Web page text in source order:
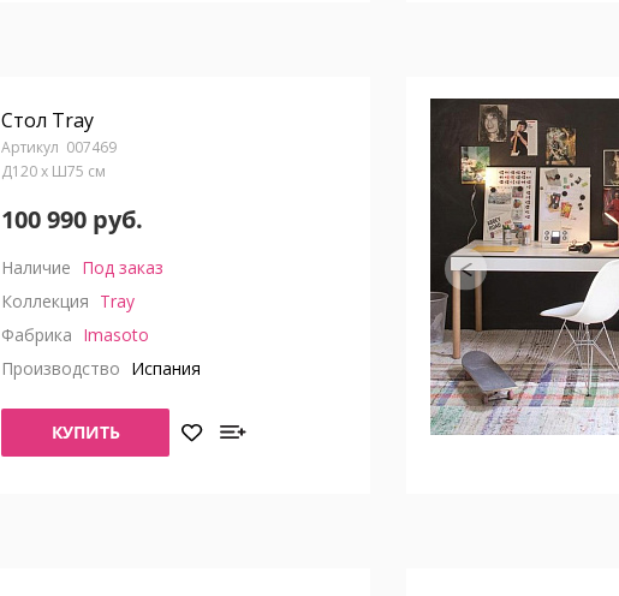
Стол Tray
007469
Д120 x Ш75 см
100 990 руб.
Наличие Под заказ
Коллекция Tray
Фабрика Imasoto
Производство Испания
КУПИТЬ